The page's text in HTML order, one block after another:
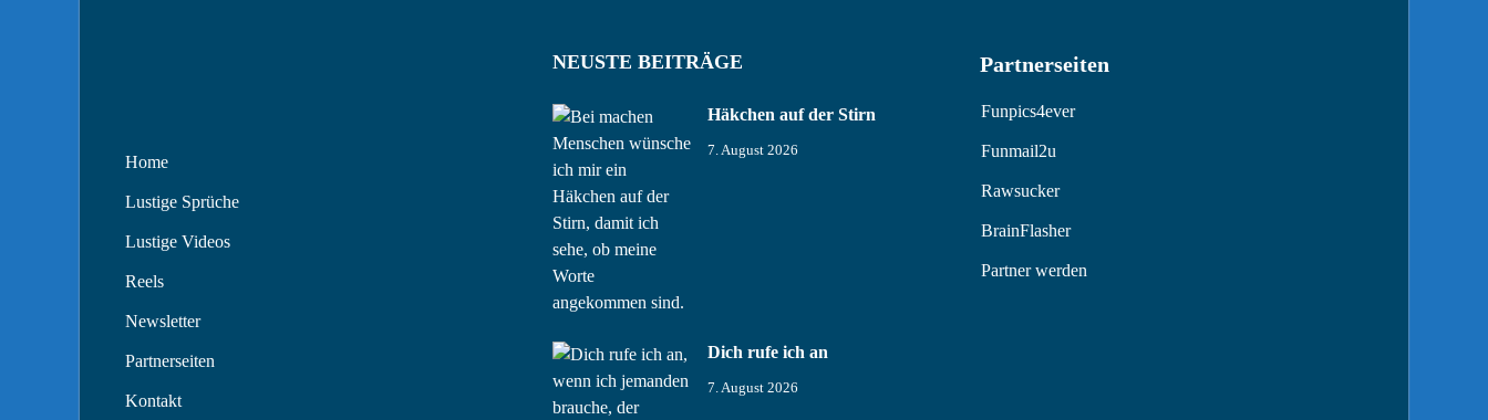
Home
Lustige Sprüche
Lustige Videos
Reels
Newsletter
Partnerseiten
Kontakt
NEUSTE BEITRÄGE
Häkchen auf der Stirn
7. August 2026
Dich rufe ich an
7. August 2026
Partnerseiten
Funpics4ever
Funmail2u
Rawsucker
BrainFlasher
Partner werden